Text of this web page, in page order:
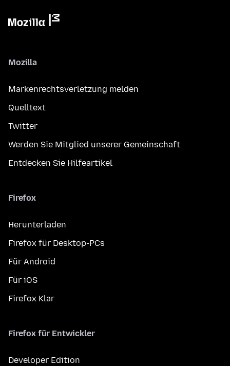
Mozilla
Markenrechtsverletzung melden
Quelltext
Twitter
Werden Sie Mitglied unserer Gemeinschaft
Entdecken Sie Hilfeartikel
Firefox
Herunterladen
Firefox für Desktop-PCs
Für Android
Für iOS
Firefox Klar
Firefox für Entwickler
Developer Edition